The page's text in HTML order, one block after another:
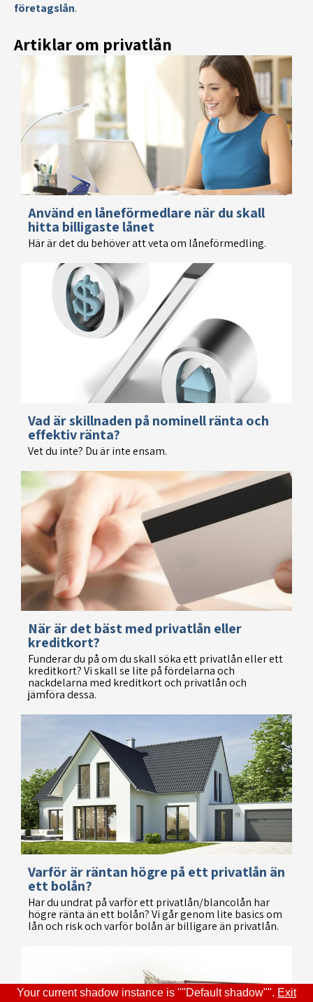
företagslån.
Artiklar om privatlån
Använd en låneförmedlare när du skall
hitta billigaste lånet
Här är det du behöver att veta om låneförmedling.
Vad är skillnaden på nominell ränta och
effektiv ränta?
Vet du inte? Du är inte ensam.
När är det bäst med privatlån eller
kreditkort?
Funderar du på om du skall söka ett privatlån eller ett
kreditkort? Vi skall se lite på fördelarna och
nackdelarna med kreditkort och privatlån och
jämföra dessa.
Varför är räntan högre på ett privatlån än
ett bolån?
Har du undrat på varför ett privatlån/blancolån har
högre ränta än ett bolån? Vi går genom lite basics om
lån och risk och varför bolån är billigare än privatlån.
Your current shadow instance is ""Default shadow"". Exit